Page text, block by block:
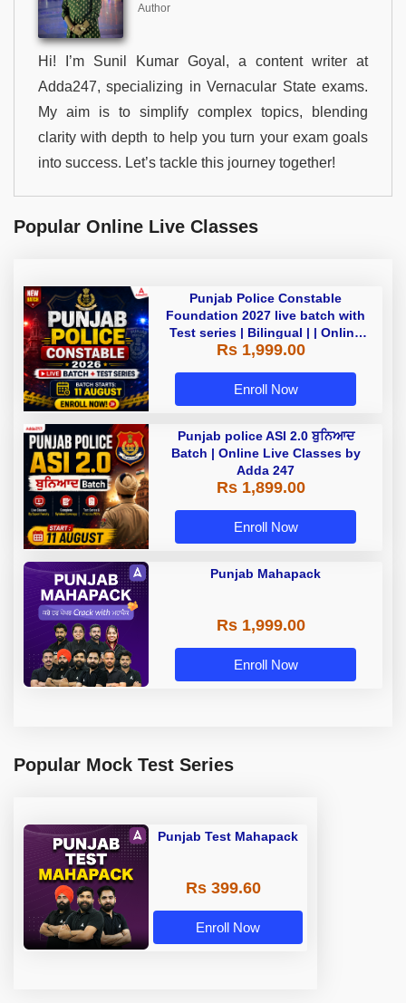
Author
Hi! I’m Sunil Kumar Goyal, a content writer at
Adda247, specializing in Vernacular State exams.
My aim is to simplify complex topics, blending
clarity with depth to help you turn your exam goals
into success. Let’s tackle this journey together!
Popular Online Live Classes
Punjab Police Constable
Foundation 2027 live batch with
Test series | Bilingual | | Online
Live Classes by Adda 247
Rs 1,999.00
Enroll Now
Punjab police ASI 2.0 ਬੁਨਿਆਦ
Batch | Online Live Classes by
Adda 247
Rs 1,899.00
Enroll Now
Punjab Mahapack
Rs 1,999.00
Enroll Now
Popular Mock Test Series
Punjab Test Mahapack
Rs 399.60
Enroll Now